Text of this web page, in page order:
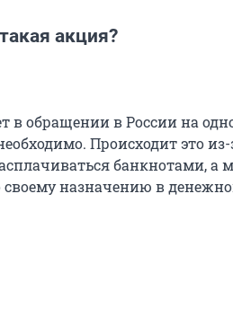
акция?
в обращении в России на
Происходит это
банкнотами, а
своему назначению в